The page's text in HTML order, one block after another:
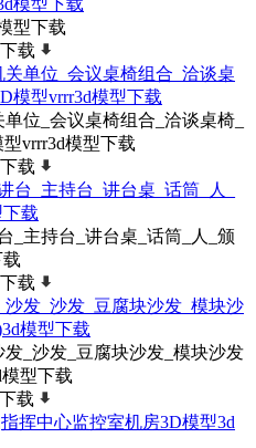
型下载
下载
位_会议桌椅组合_洽谈桌椅_
vrrr3d模型下载
下载
_主持台_讲台桌_话筒_人_颁
下载
_沙发_豆腐块沙发_模块沙发
模型下载
下载